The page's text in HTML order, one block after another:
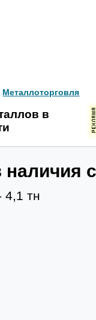
Металлоторговля
в
4,1 тн